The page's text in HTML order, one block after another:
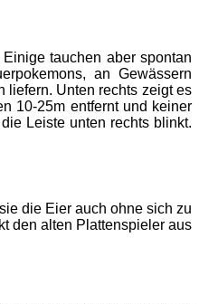
tauchen aber spontan
an Gewässern
liefern. Unten rechts zeigt es
10-25m entfernt und keiner
Leiste unten rechts blinkt.
die Eier auch ohne sich zu
den alten Plattenspieler aus